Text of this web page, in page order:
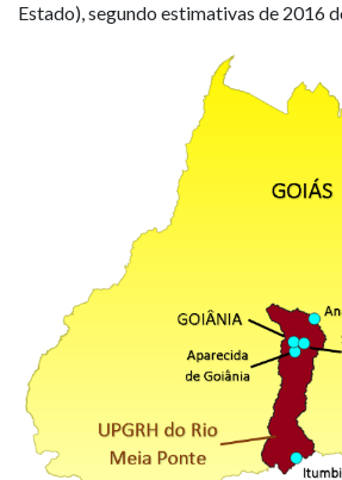
Estado), segundo estimativas de 2016